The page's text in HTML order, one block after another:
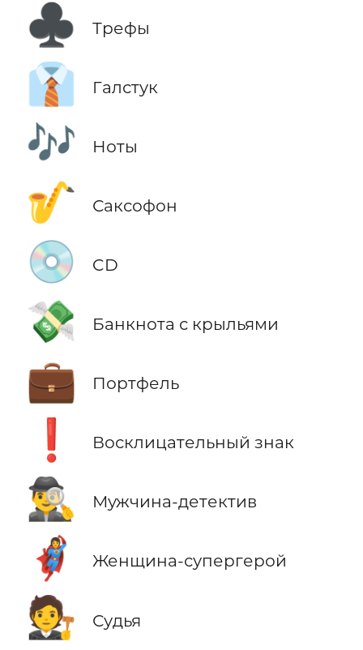
♣️ Трефы
👔 Галстук
🎶 Ноты
🎷 Саксофон
💿 CD
💸 Банкнота с крыльями
💼 Портфель
❗ Восклицательный знак
🕵️‍♂️ Мужчина-детектив
🦸‍♀️ Женщина-супергерой
🧑‍⚖️ Судья